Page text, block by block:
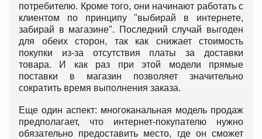
потребителю. Кроме того, они начинают работать с
клиентом по принципу "выбирай в интернете,
забирай в магазине". Последний случай выгоден
для обеих сторон, так как снижает стоимость
покупки из-за отсутствия платы за доставки
товара. И как раз при этой модели прямые
поставки в магазин позволяет значительно
сократить время выполнения заказа.
Еще один аспект: многоканальная модель продаж
предполагает, что интернет-покупателю нужно
обязательно предоставить место, где он сможет